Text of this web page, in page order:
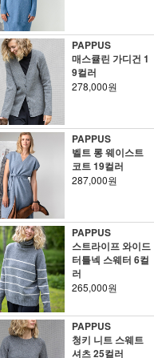
PAPPUS
매스큘린 가디건 1
9컬러
278,000원
PAPPUS
벨트 롱 웨이스트
코트 19컬러
287,000원
PAPPUS
스트라이프 와이드
터틀넥 스웨터 6컬
러
265,000원
PAPPUS
청키 니트 스웨트
셔츠 25컬러